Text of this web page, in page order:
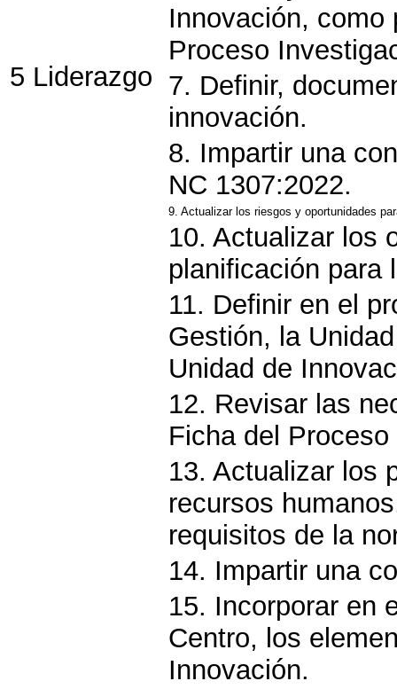
5 Liderazgo
Innovación, como
Proceso
7. Definir,
innovación.
8. Impartir una
NC 1307:2022.
9. Actualizar los riesgos y oportunidades
10. Actualizar los
planificación para
11. Definir en el
Gestión, la
Unidad de
12. Revisar las
Ficha del
13. Actualizar los
recursos
requisitos de la
14. Impartir una
15. Incorporar en
Centro, los
Innovación.